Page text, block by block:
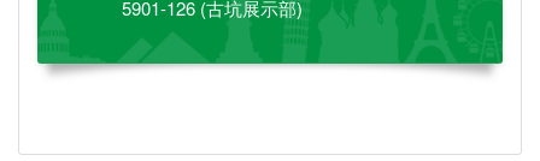
5901-126 (古坑展示部)